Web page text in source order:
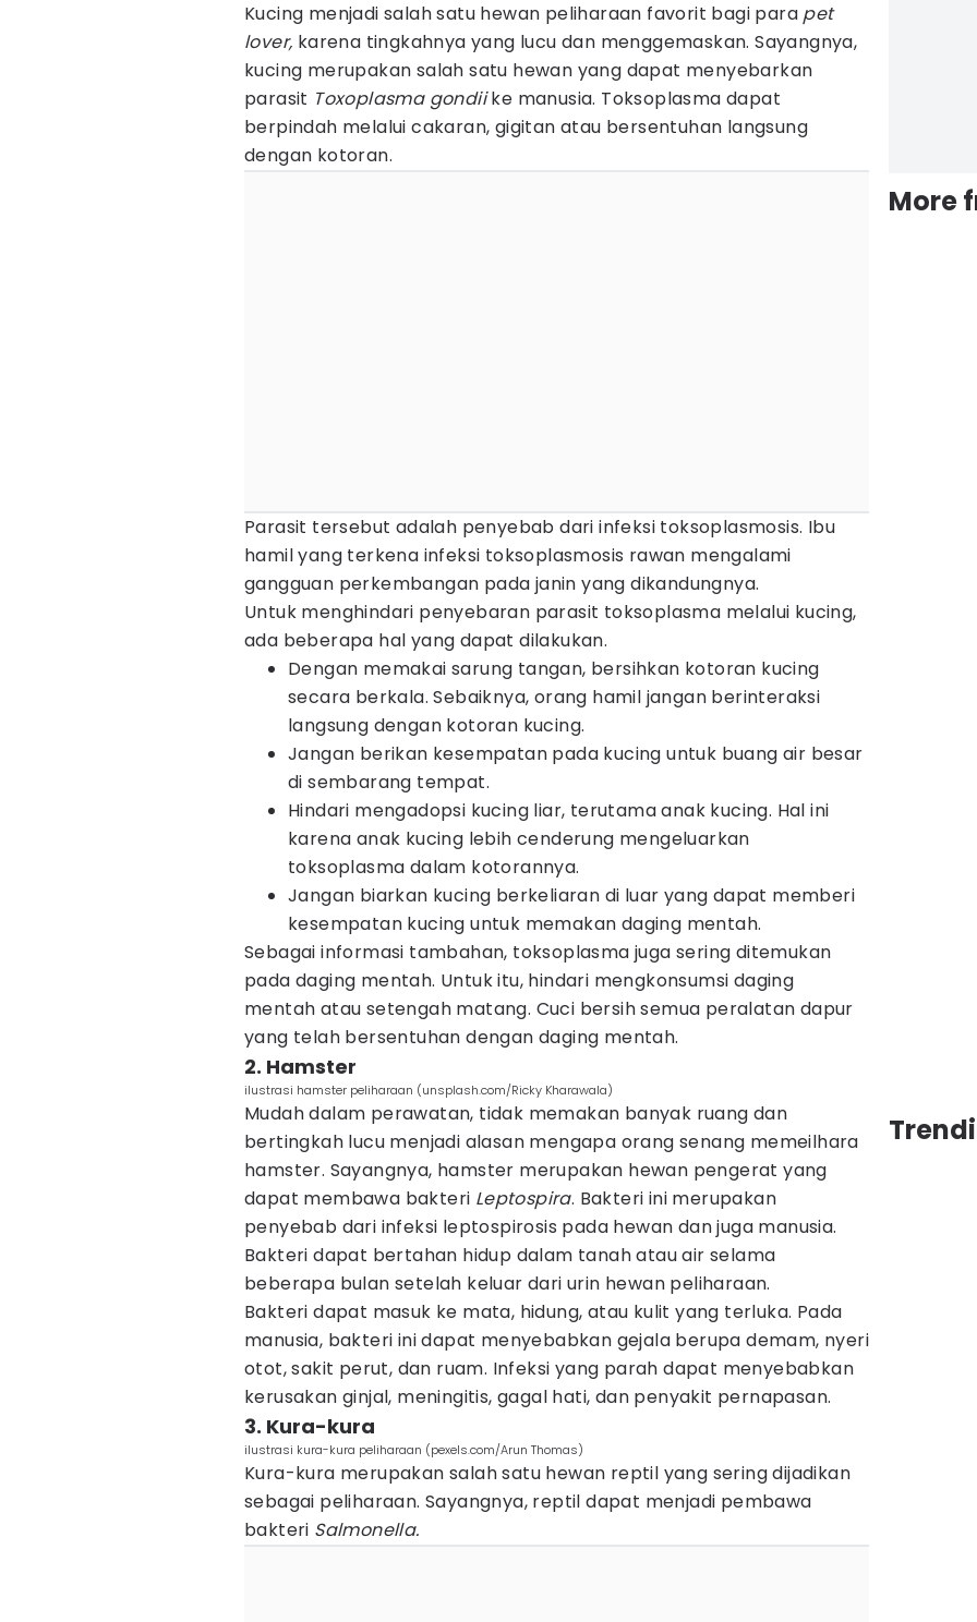
Kucing menjadi salah satu hewan peliharaan favorit bagi para pet
lover, karena tingkahnya yang lucu dan menggemaskan. Sayangnya,
kucing merupakan salah satu hewan yang dapat menyebarkan
parasit Toxoplasma gondiike manusia. Toksoplasma dapat
berpindah melalui cakaran, gigitan atau bersentuhan langsung
dengan kotoran.
Parasit tersebut adalah penyebab dari infeksi toksoplasmosis. Ibu
hamil yang terkena infeksi toksoplasmosis rawan mengalami
gangguan perkembangan pada janin yang dikandungnya.
Untuk menghindari penyebaran parasit toksoplasma melalui kucing,
ada beberapa hal yang dapat dilakukan.
Dengan memakai sarung tangan, bersihkan kotoran kucing
secara berkala. Sebaiknya, orang hamil jangan berinteraksi
langsung dengan kotoran kucing.
Jangan berikan kesempatan pada kucing untuk buang air besar
di sembarang tempat.
Hindari mengadopsi kucing liar, terutama anak kucing. Hal ini
karena anak kucing lebih cenderung mengeluarkan
toksoplasma dalam kotorannya.
Jangan biarkan kucing berkeliaran di luar yang dapat memberi
kesempatan kucing untuk memakan daging mentah.
Sebagai informasi tambahan, toksoplasma juga sering ditemukan
pada daging mentah. Untuk itu, hindari mengkonsumsi daging
mentah atau setengah matang. Cuci bersih semua peralatan dapur
yang telah bersentuhan dengan daging mentah.
2. Hamster
ilustrasi hamster peliharaan (unsplash.com/Ricky Kharawala)
Mudah dalam perawatan, tidak memakan banyak ruang dan
bertingkah lucu menjadi alasan mengapa orang senang memeilhara
hamster. Sayangnya, hamster merupakan hewan pengerat yang
dapat membawa bakteri Leptospira. Bakteri ini merupakan
penyebab dari infeksi leptospirosis pada hewan dan juga manusia.
Bakteri dapat bertahan hidup dalam tanah atau air selama
beberapa bulan setelah keluar dari urin hewan peliharaan.
Bakteri dapat masuk ke mata, hidung, atau kulit yang terluka. Pada
manusia, bakteri ini dapat menyebabkan gejala berupa demam, nyeri
otot, sakit perut, dan ruam. Infeksi yang parah dapat menyebabkan
kerusakan ginjal, meningitis, gagal hati, dan penyakit pernapasan.
3. Kura-kura
ilustrasi kura-kura peliharaan (pexels.com/Arun Thomas)
Kura-kura merupakan salah satu hewan reptil yang sering dijadikan
sebagai peliharaan. Sayangnya, reptil dapat menjadi pembawa
bakteri Salmonella.
More